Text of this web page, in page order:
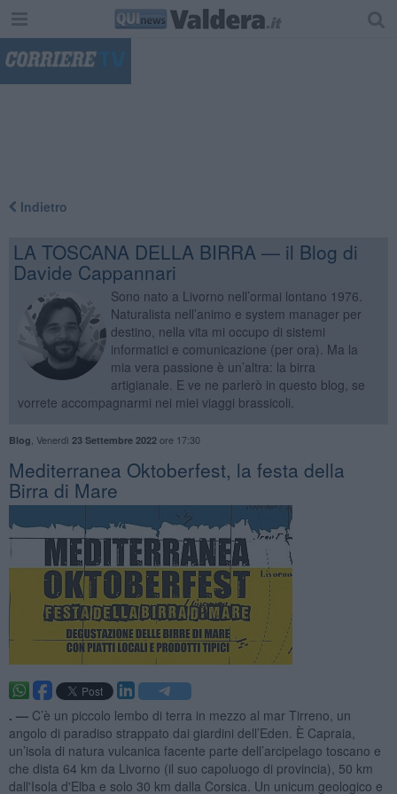
Indietro
LA TOSCANA DELLA BIRRA — il Blog di
Davide Cappannari
Sono nato a Livorno nell’ormai lontano 1976.
Naturalista nell’animo e system manager per
destino, nella vita mi occupo di sistemi
informatici e comunicazione (per ora). Ma la
mia vera passione è un’altra: la birra
artigianale. E ve ne parlerò in questo blog, se
vorrete accompagnarmi nei miei viaggi brassicoli.
Blog Venerdì 23 Settembre 2022ore 17:30
Mediterranea Oktoberfest, la festa della
Birra di Mare
. — C’è un piccolo lembo di terra in mezzo al mar Tirreno, un
angolo di paradiso strappato dai giardini dell’Eden. È Capraia,
un’isola di natura vulcanica facente parte dell’arcipelago toscano e
che dista 64 km da Livorno (il suo capoluogo di provincia), 50 km
dall'Isola d'Elba e solo 30 km dalla Corsica. Un unicum geologico e